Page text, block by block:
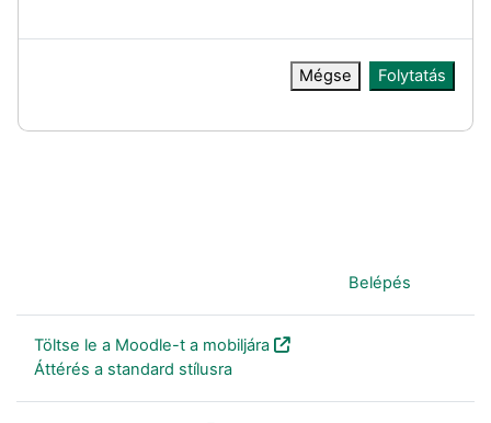
Mégse Folytatás
Belépés
Töltse le a Moodle-t a mobiljára
Áttérés a standard stílusra